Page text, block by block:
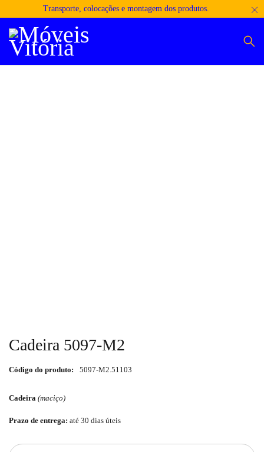
Transporte, colocações e montagem dos produtos.
Cadeira 5097-M2
Código do produto: 5097-M2.51103
Cadeira (maciço)
Prazo de entrega: até 30 dias úteis